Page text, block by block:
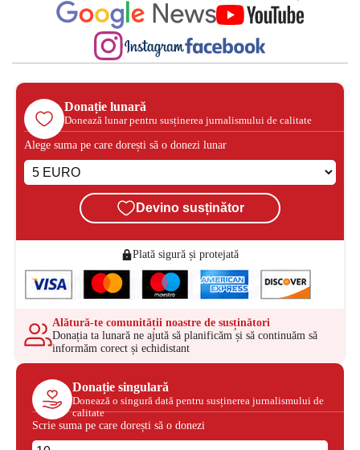
Donație lunară
Donează lunar pentru susținerea jurnalismului de calitate
Alege suma pe care dorești să o donezi lunar
Devino susținător
Plată sigură și protejată
Alătură-te comunității noastre de susținători
Donația ta lunară ne ajută să planificăm și să continuăm să
informăm corect și echidistant
Donație singulară
Donează o singură dată pentru susținerea jurnalismului de
calitate
Scrie suma pe care dorești să o donezi